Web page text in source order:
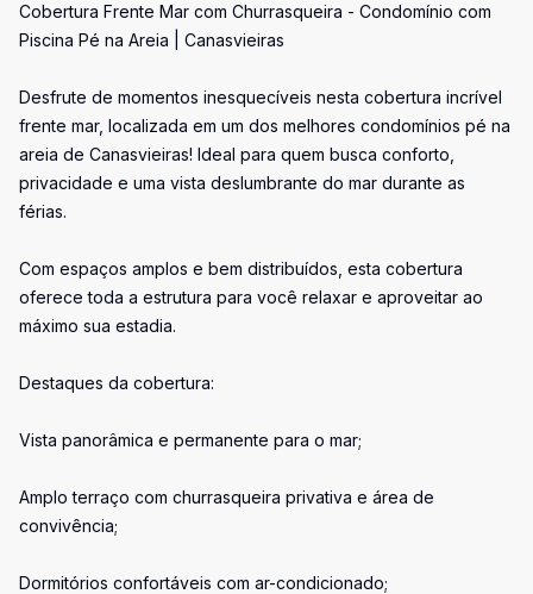
Cobertura Frente Mar com Churrasqueira - Condomínio com
Piscina Pé na Areia | Canasvieiras
Desfrute de momentos inesquecíveis nesta cobertura incrível
frente mar, localizada em um dos melhores condomínios pé na
areia de Canasvieiras! Ideal para quem busca conforto,
privacidade e uma vista deslumbrante do mar durante as
férias.
Com espaços amplos e bem distribuídos, esta cobertura
oferece toda a estrutura para você relaxar e aproveitar ao
máximo sua estadia.
Destaques da cobertura:
Vista panorâmica e permanente para o mar;
Amplo terraço com churrasqueira privativa e área de
convivência;
Dormitórios confortáveis com ar-condicionado;